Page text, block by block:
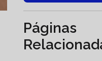
Páginas